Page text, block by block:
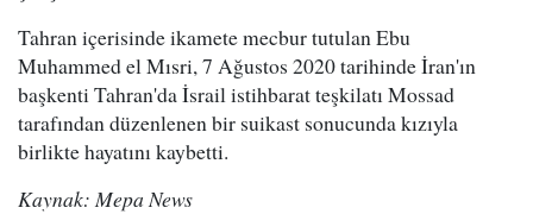
Tahran içerisinde ikamete mecbur tutulan Ebu
Muhammed el Mısri, 7 Ağustos 2020 tarihinde İran'ın
başkenti Tahran'da İsrail istihbarat teşkilatı Mossad
tarafından düzenlenen bir suikast sonucunda kızıyla
birlikte hayatını kaybetti.
Kaynak: Mepa News